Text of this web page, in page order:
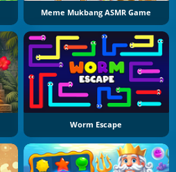
Meme Mukbang ASMR Game
Worm Escape